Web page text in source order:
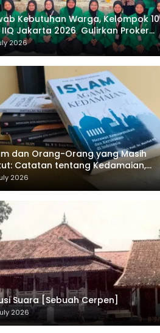
Kebutuhan Warga, Kelompok 10
IIQ Jakarta 2026 Gulirkan Proker
Al-Qur’an di Sukamanah
2026
dan Orang-Orang yang Masih
Catatan tentang Kedamaian,
dan Negara dalam
Masykuri Abdillah
2026
Suara [Sebuah Cerpen]
2026